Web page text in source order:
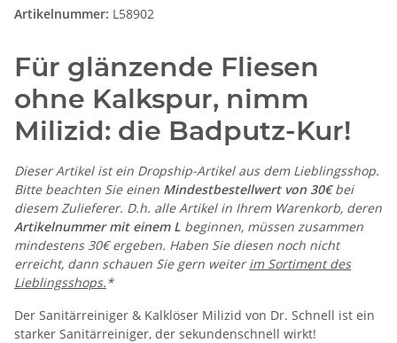
Artikelnummer: L58902
Für glänzende Fliesen
ohne Kalkspur, nimm
Milizid: die Badputz-Kur!
Dieser Artikel ist ein Dropship-Artikel aus dem Lieblingsshop.
Bitte beachten Sie einen Mindestbestellwert von 30€bei
diesem Zulieferer. D.h. alle Artikel in Ihrem Warenkorb, deren
Artikelnummer mit einem L beginnen, müssen zusammen
mindestens 30€ ergeben. Haben Sie diesen noch nicht
erreicht, dann schauen Sie gern weiterim Sortiment des
Lieblingsshops.*
Der Sanitärreiniger & Kalklöser Milizid von Dr. Schnell ist ein
starker Sanitärreiniger, der sekundenschnell wirkt!